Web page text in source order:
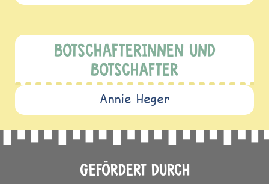
BOTSCHAFTERINNEN UND
BOTSCHAFTER
Annie Heger
GEFÖRDERT DURCH